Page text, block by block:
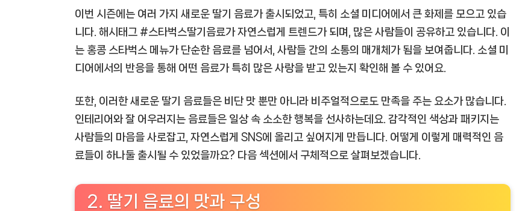
이번 시즌에는 여러 가지 새로운 딸기 음료가 출시되었고, 특히 소셜 미디어에서 큰 화제를 모으고 있습
니다. 해시태그 #스타벅스딸기음료가 자연스럽게 트렌드가 되며, 많은 사람들이 공유하고 있습니다. 이
는 홍콩 스타벅스 메뉴가 단순한 음료를 넘어서, 사람들 간의 소통의 매개체가 됨을 보여줍니다. 소셜 미
디어에서의 반응을 통해 어떤 음료가 특히 많은 사랑을 받고 있는지 확인해 볼 수 있어요.
또한, 이러한 새로운 딸기 음료들은 비단 맛 뿐만 아니라 비주얼적으로도 만족을 주는 요소가 많습니다.
인테리어와 잘 어우러지는 음료들은 일상 속 소소한 행복을 선사하는데요. 감각적인 색상과 패키지는
사람들의 마음을 사로잡고, 자연스럽게 SNS에 올리고 싶어지게 만듭니다. 어떻게 이렇게 매력적인 음
료들이 하나둘 출시될 수 있었을까요? 다음 섹션에서 구체적으로 살펴보겠습니다.
2. 딸기 음료의 맛과 구성